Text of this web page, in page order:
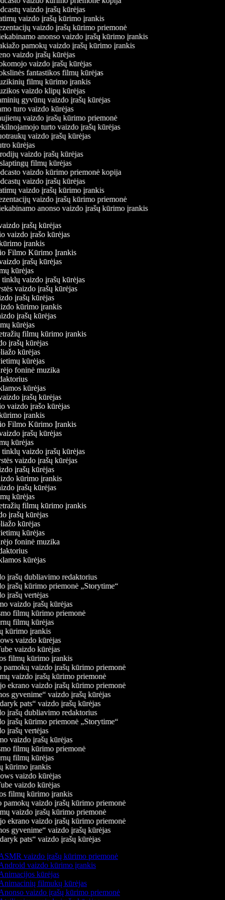
vaizdo įrašų kūrėjas
vaizdo įrašų kūrimo įrankis
vaizdo įrašų kūrimo priemonė
anonso vaizdo įrašų kūrimo įrankis
pamokų vaizdo įrašų kūrimo įrankis
vaizdo įrašų kūrėjas
vaizdo įrašų kūrėjas
fantastikos filmų kūrėjas
filmų kūrimo įrankis
vaizdo klipų kūrėjas
gyvūnų vaizdo įrašų kūrėjas
turo vaizdo kūrėjas
vaizdo įrašų kūrimo priemonė
turto vaizdo įrašų kūrėjas
vaizdo įrašų kūrėjas
kūrėjas
vaizdo įrašų kūrėjas
filmų kūrėjas
vaizdo kūrimo priemonė kopija
vaizdo įrašų kūrėjas
vaizdo įrašų kūrimo įrankis
vaizdo įrašų kūrimo priemonė
anonso vaizdo įrašų kūrimo įrankis
įrašų kūrėjas
vaizdo įrašo kūrėjas
įrankis
Filmo Kūrimo Įrankis
įrašų kūrėjas
kūrėjas
tinklų vaizdo įrašų kūrėjas
vaizdo įrašų kūrėjas
įrašų kūrėjas
kūrimo įrankis
įrašų kūrėjas
kūrėjas
filmų kūrimo įrankis
įrašų kūrėjas
kūrėjas
kūrėjas
foninė muzika
kūrėjas
įrašų kūrėjas
vaizdo įrašo kūrėjas
įrankis
Filmo Kūrimo Įrankis
įrašų kūrėjas
kūrėjas
tinklų vaizdo įrašų kūrėjas
vaizdo įrašų kūrėjas
įrašų kūrėjas
kūrimo įrankis
įrašų kūrėjas
kūrėjas
filmų kūrimo įrankis
įrašų kūrėjas
kūrėjas
kūrėjas
foninė muzika
kūrėjas
įrašų dubliavimo redaktorius
įrašų kūrimo priemonė „Storytime“
įrašų vertėjas
vaizdo įrašų kūrėjas
filmų kūrimo priemonė
filmų kūrėjas
įrankis
vaizdo kūrėjas
vaizdo kūrėjas
filmų kūrimo įrankis
vaizdo įrašų kūrimo priemonė
vaizdo įrašų kūrimo priemonė
ekrano vaizdo įrašų kūrimo priemonė
gyvenime“ vaizdo įrašų kūrėjas
pats“ vaizdo įrašų kūrėjas
įrašų dubliavimo redaktorius
įrašų kūrimo priemonė „Storytime“
įrašų vertėjas
vaizdo įrašų kūrėjas
filmų kūrimo priemonė
filmų kūrėjas
įrankis
vaizdo kūrėjas
vaizdo kūrėjas
filmų kūrimo įrankis
vaizdo įrašų kūrimo priemonė
vaizdo įrašų kūrimo priemonė
ekrano vaizdo įrašų kūrimo priemonė
gyvenime“ vaizdo įrašų kūrėjas
pats“ vaizdo įrašų kūrėjas
vaizdo įrašų kūrimo priemonė
vaizdo kūrimo įrankis
kūrėjas
filmukų kūrėjas
vaizdo įrašų kūrimo priemonė